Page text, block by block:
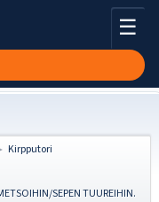
☰
Kirpputori
SEPEN TUUREIHIN.